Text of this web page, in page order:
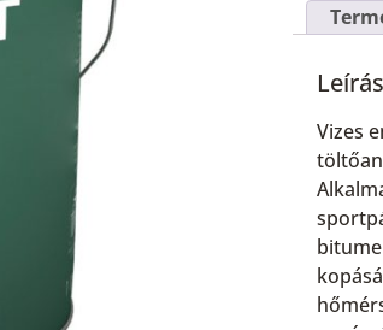
Leírás
Vizes